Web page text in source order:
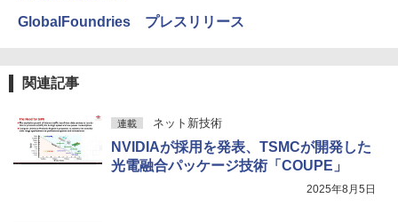
GlobalFoundries プレスリリース
関連記事
連載 ネット新技術
NVIDIAが採用を発表、TSMCが開発した
光電融合パッケージ技術「COUPE」
2025年8月5日